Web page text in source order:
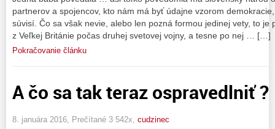
partnerov a spojencov, kto nám má byť údajne vzorom
súvisí. Čo sa však nevie, alebo len pozná formou jedinej vety, to je
z Veľkej Británie počas druhej svetovej vojny, a tesne po nej … […]
Pokračovanie článku
A čo sa tak teraz ospravedlniť ?
8. januára 2016, Prečítané 3 542x, cudzinec